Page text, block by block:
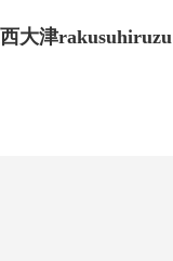
大津rakusuhiruzu